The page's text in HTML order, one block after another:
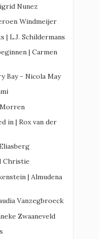
Nunez
Windmeijer
| L.J. Schildermans
| Carmen
Bay - Nicola May
in | Rox van der
Christie
| Almudena
Vanzegbroeck
Zwaaneveld